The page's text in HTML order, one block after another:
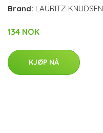
Brand: LAURITZ KNUDSEN
134 NOK
KJØP NÅ